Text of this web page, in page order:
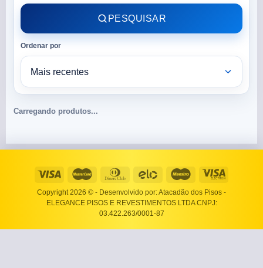
PESQUISAR
Ordenar por
Carregando produtos...
Copyright 2026 © - Desenvolvido por: Atacadão dos Pisos -
ELEGANCE PISOS E REVESTIMENTOS LTDA CNPJ:
03.422.263/0001-87